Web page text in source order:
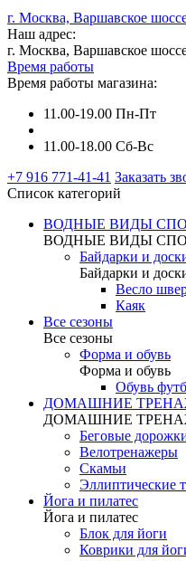
г. Москва, Варшавское
Наш адрес:
г. Москва, Варшавское
Время работы
Время работы магазина:
11.00-19.00 Пн-Пт
11.00-18.00 Сб-Вс
+7 916 771-41-41 Заказать
Список категорий
ВОДНЫЕ ВИДЫ
ВОДНЫЕ ВИДЫ
Байдарки и
Байдарки и
Весло
Каяк
Все сезоны
Все сезоны
Форма и обувь
Форма и обувь
Обувь
ДОМАШНИЕ
ДОМАШНИЕ
Беговые
Велотренажеры
Скамьи
Эллиптические
Йога и пилатес
Йога и пилатес
Блок для йоги
Коврики для